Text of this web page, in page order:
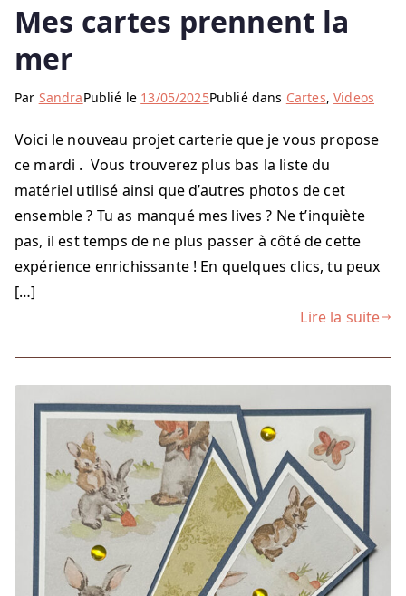
Mes cartes prennent la
mer
Par SandraPublié le 13/05/2025Publié dans Cartes,Videos
Voici le nouveau projet carterie que je vous propose
ce mardi . Vous trouverez plus bas la liste du
matériel utilisé ainsi que d’autres photos de cet
ensemble ? Tu as manqué mes lives ? Ne t’inquiète
pas, il est temps de ne plus passer à côté de cette
expérience enrichissante ! En quelques clics, tu peux
[…]
Lire la suite